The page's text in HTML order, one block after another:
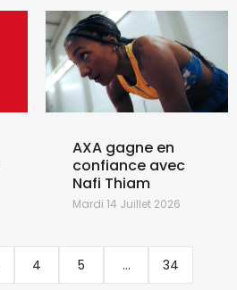
AXA gagne en
confiance avec
Nafi Thiam
Mardi 14 Juillet 2026
4 5 ... 34